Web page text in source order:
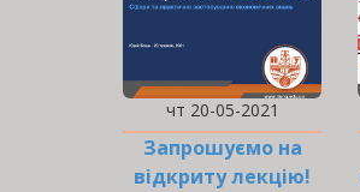
чт 20-05-2021
Запрошуємо на
відкриту лекцію!